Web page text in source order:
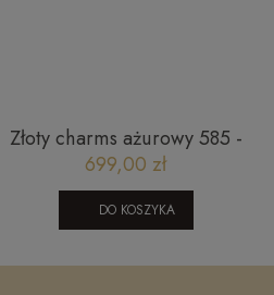
Złoty charms ażurowy 585 -
mistyczne wzory i złociste blaski
699,00 zł
DO KOSZYKA